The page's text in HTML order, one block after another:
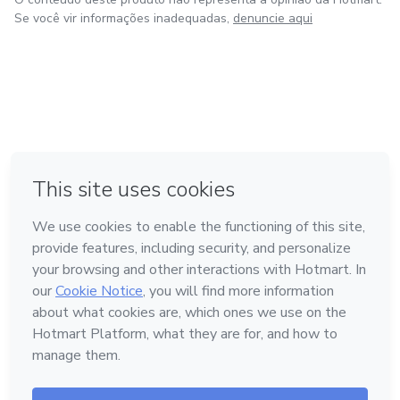
Se você vir informações inadequadas, denuncie aqui
Feito com ❤ em Bogotá
Conheça a Hotmart
Idioma
Português